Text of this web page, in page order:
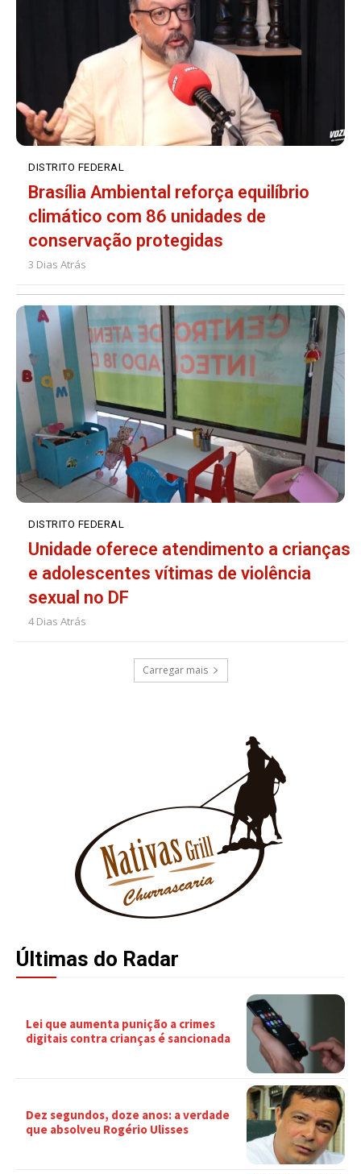
DISTRITO FEDERAL
Brasília Ambiental reforça equilíbrio
climático com 86 unidades de
conservação protegidas
3 Dias Atrás
DISTRITO FEDERAL
Unidade oferece atendimento a crianças
e adolescentes vítimas de violência
sexual no DF
4 Dias Atrás
Carregar mais
Últimas do Radar
Lei que aumenta punição a crimes
digitais contra crianças é sancionada
Dez segundos, doze anos: a verdade
que absolveu Rogério Ulisses